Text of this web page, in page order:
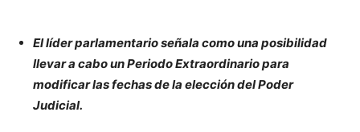
El líder parlamentario señala como una posibilidad
llevar a cabo un Periodo Extraordinario para
modificar las fechas de la elección del Poder
Judicial.